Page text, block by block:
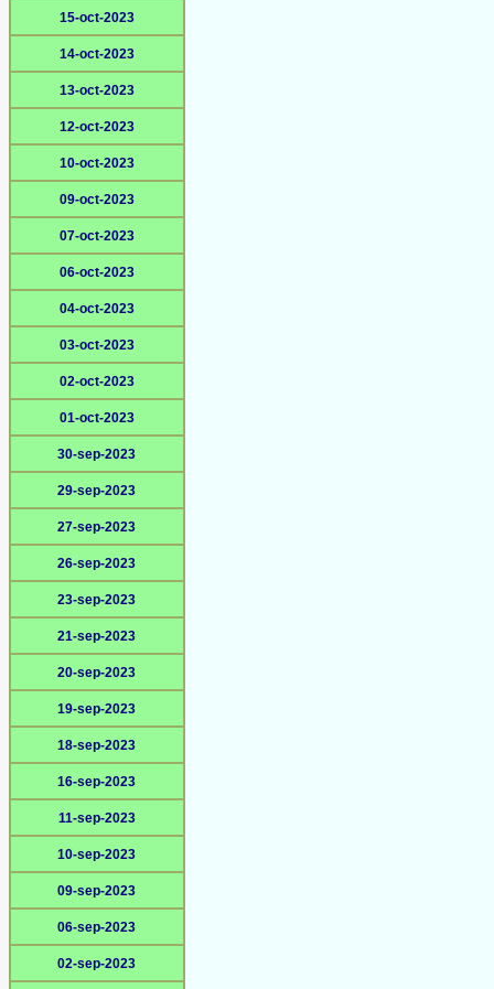
15-oct-2023
14-oct-2023
13-oct-2023
12-oct-2023
10-oct-2023
09-oct-2023
07-oct-2023
06-oct-2023
04-oct-2023
03-oct-2023
02-oct-2023
01-oct-2023
30-sep-2023
29-sep-2023
27-sep-2023
26-sep-2023
23-sep-2023
21-sep-2023
20-sep-2023
19-sep-2023
18-sep-2023
16-sep-2023
11-sep-2023
10-sep-2023
09-sep-2023
06-sep-2023
02-sep-2023